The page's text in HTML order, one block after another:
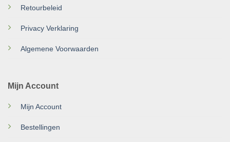
Retourbeleid
Privacy Verklaring
Algemene Voorwaarden
Mijn Account
Mijn Account
Bestellingen